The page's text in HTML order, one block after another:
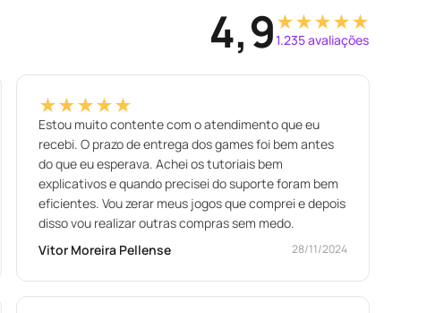
4,9★★★★★
1.235 avaliações
★★★★★
Estou muito contente com o atendimento que eu
recebi. O prazo de entrega dos games foi bem antes
do que eu esperava. Achei os tutoriais bem
explicativos e quando precisei do suporte foram bem
eficientes. Vou zerar meus jogos que comprei e depois
disso vou realizar outras compras sem medo.
Vitor Moreira Pellense
28/11/2024